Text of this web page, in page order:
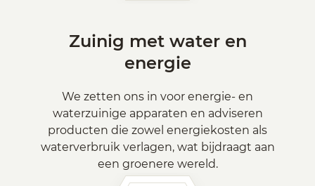
Zuinig met water en
energie
We zetten ons in voor energie- en
waterzuinige apparaten en adviseren
producten die zowel energiekosten als
waterverbruik verlagen, wat bijdraagt aan
een groenere wereld.